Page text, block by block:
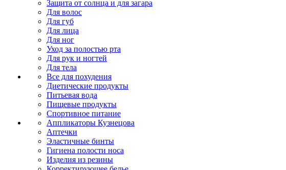
Защита от солнца и для загара
Для волос
Для губ
Для лица
Для ног
Уход за полостью рта
Для рук и ногтей
Для тела
Все для похудения
Диетические продукты
Питьевая вода
Пищевые продукты
Спортивное питание
Аппликаторы Кузнецова
Аптечки
Эластичные бинты
Гигиена полости носа
Изделия из резины